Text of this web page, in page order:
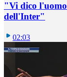
"Vi dico l'uomo
dell'Inter"
02:03